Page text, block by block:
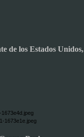
de los Estados Unidos,